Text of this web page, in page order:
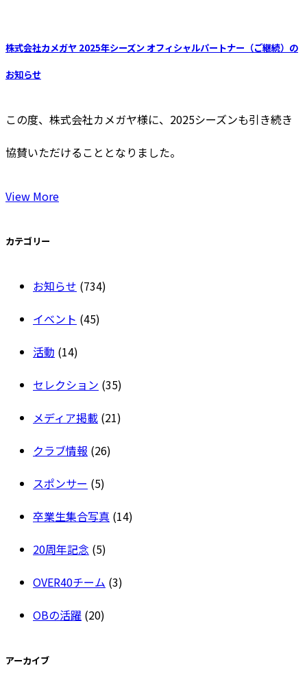
株式会社カメガヤ 2025年シーズン オフィシャルパートナー（ご継続）の
お知らせ
この度、株式会社カメガヤ様に、2025シーズンも引き続き
協賛いただけることとなりました。
View More
カテゴリー
お知らせ (734)
イベント (45)
活動 (14)
セレクション (35)
メディア掲載 (21)
クラブ情報 (26)
スポンサー (5)
卒業生集合写真 (14)
20周年記念 (5)
OVER40チーム (3)
OBの活躍 (20)
アーカイブ